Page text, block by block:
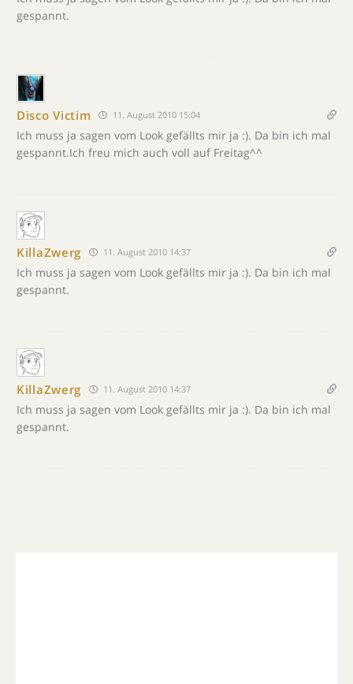
gespannt.
Disco Victim 11. August 2010 15:04
Ich muss ja sagen vom Look gefällts mir ja :). Da bin ich mal
gespannt.Ich freu mich auch voll auf Freitag^^
KillaZwerg 11. August 2010 14:37
Ich muss ja sagen vom Look gefällts mir ja :). Da bin ich mal
gespannt.
KillaZwerg 11. August 2010 14:37
Ich muss ja sagen vom Look gefällts mir ja :). Da bin ich mal
gespannt.